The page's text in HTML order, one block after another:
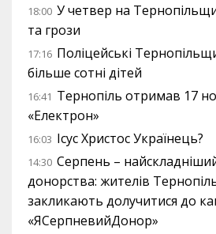
18:00 У четвер на
та грози
17:16 Поліцейські
більше сотні дітей
16:41 Тернопіль отримав 17
«Електрон»
16:03 Ісус Христос Українець?
14:30 Серпень –
донорства: жителів
закликають долучитися до
«ЯСерпневийДонор»